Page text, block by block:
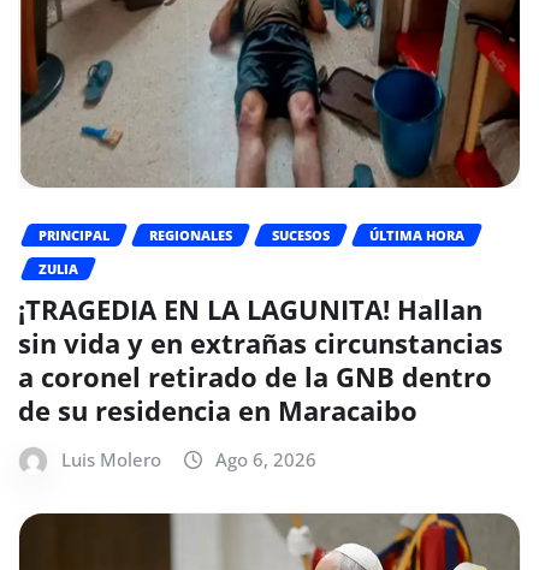
PRINCIPAL REGIONALES SUCESOS
ÚLTIMA HORA
ZULIA
¡TRAGEDIA EN LA LAGUNITA! Hallan
sin vida y en extrañas circunstancias
a coronel retirado de la GNB dentro
de su residencia en Maracaibo
Luis Molero Ago 6, 2026